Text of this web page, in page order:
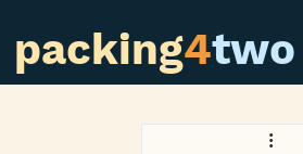
packing4two